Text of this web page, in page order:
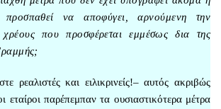
προσπαθεί να αποφύγει, αρνούμενη την
που προσφέρεται εμμέσως δια της
ρεαλιστές και ειλικρινείς!– αυτός ακριβώς
εταίροι παρέπεμπαν τα ουσιαστικότερα μέτρα